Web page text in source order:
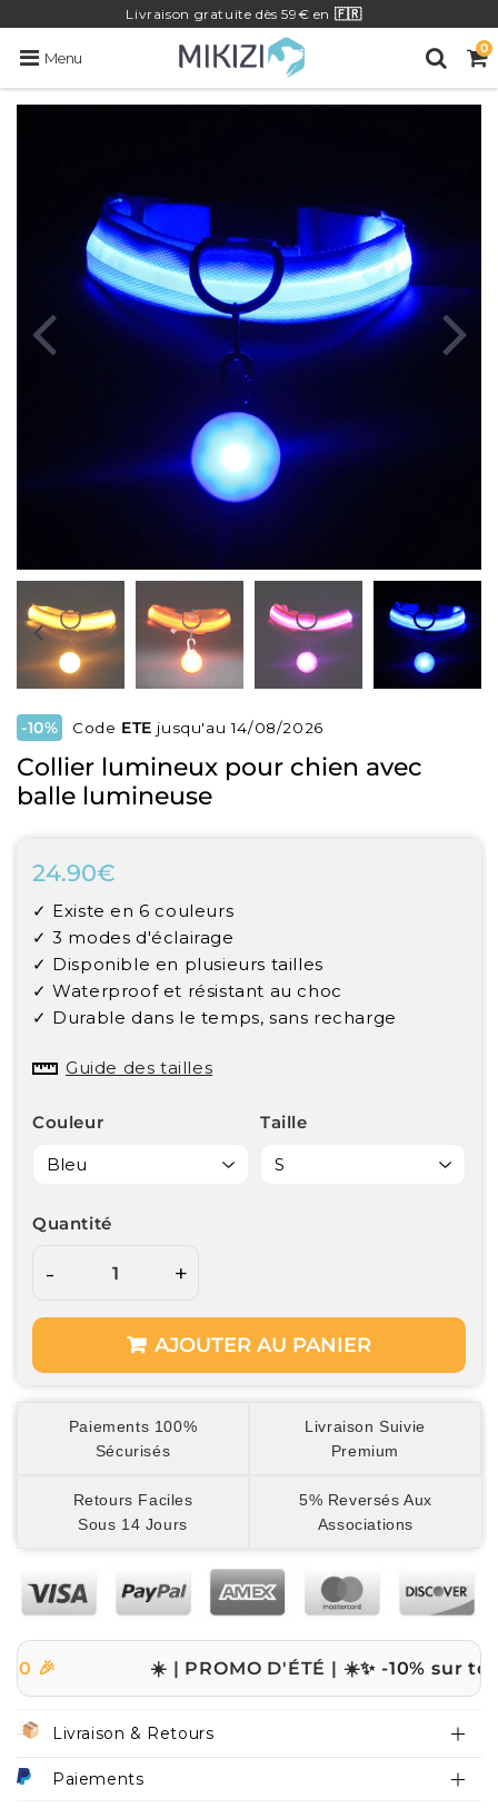
Livraison gratuite dès 59€ en 🇫🇷
Menu
0
-10% Code ETE jusqu'au 14/08/2026
Collier lumineux pour chien avec
balle lumineuse
24.90€
Unit
price
✓ Existe en 6 couleurs
✓ 3 modes d'éclairage
✓ Disponible en plusieurs tailles
✓ Waterproof et résistant au choc
✓ Durable dans le temps, sans recharge
Guide des tailles
Couleur Taille
Quantité
- +
AJOUTER AU PANIER
Paiements 100%
Sécurisés
Livraison Suivie
Premium
Retours Faciles
Sous 14 Jours
5% Reversés Aux
Associations
☀️ | PROMO D'ÉTÉ | ☀️✨ -10% sur tout le
Livraison & Retours
Paiements